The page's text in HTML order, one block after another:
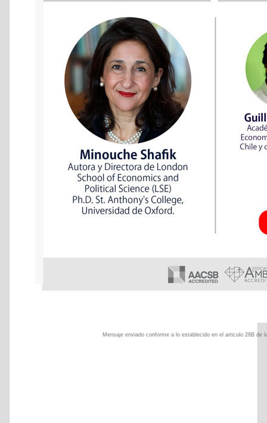
Mensaje enviado conforme a lo establecido en el articulo 28B